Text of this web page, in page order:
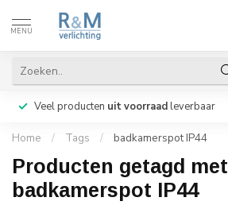
MENU
Veel producten uit voorraadleverbaar
Home / Tags / badkamerspot IP44
Producten getagd met
badkamerspot IP44